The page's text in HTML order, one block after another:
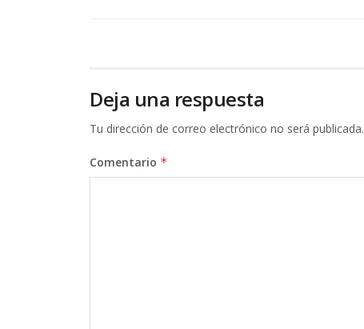
Deja una respuesta
Tu dirección de correo electrónico no será publicada.
Comentario *